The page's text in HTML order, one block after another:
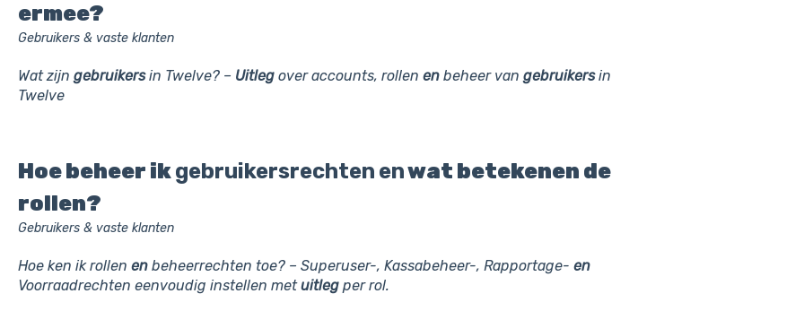
ermee?
Gebruikers & vaste klanten
Wat zijn gebruikersin Twelve? – Uitlegover accounts, rollen enbeheer van gebruikersin
Twelve
Hoe beheer ikgebruikersrechten enwat betekenen de
rollen?
Gebruikers & vaste klanten
Hoe ken ik rollen enbeheerrechten toe? – Superuser-, Kassabeheer-, Rapportage- en
Voorraadrechten eenvoudig instellen metuitlegper rol.